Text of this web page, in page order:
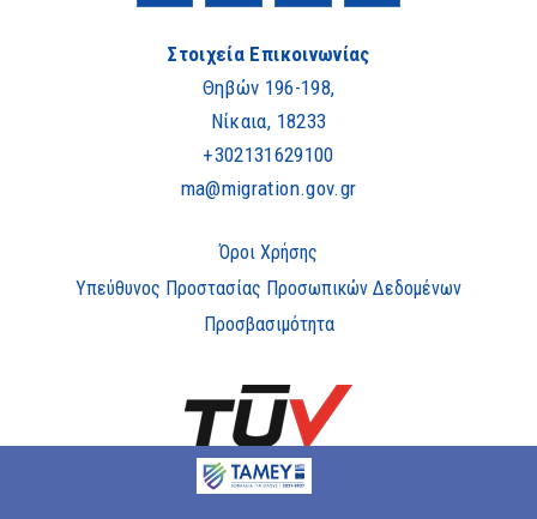
Στοιχεία Επικοινωνίας
Θηβών 196-198,
Νίκαια, 18233
+302131629100
ma@migration.gov.gr
Όροι Χρήσης
Υπεύθυνος Προστασίας Προσωπικών Δεδομένων
Προσβασιμότητα